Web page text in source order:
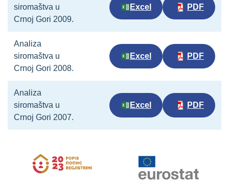
siromaštva u
Crnoj Gori 2009.
Excel PDF
Analiza
siromaštva u
Crnoj Gori 2008.
Excel PDF
Analiza
siromaštva u
Crnoj Gori 2007.
Excel PDF